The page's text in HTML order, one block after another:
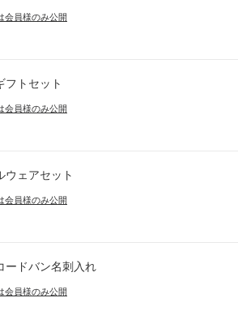
会員様のみ公開
フトセット
会員様のみ公開
ウェアセット
会員様のみ公開
ードバン名刺入れ
会員様のみ公開